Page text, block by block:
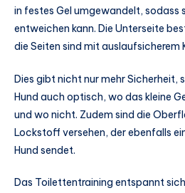
in festes Gel umgewandelt, sodass
entweichen kann. Die Unterseite
die Seiten sind mit auslaufsicherem
Dies gibt nicht nur mehr Sicherheit,
Hund auch optisch, wo das kleine
und wo nicht. Zudem sind die
Lockstoff versehen, der ebenfalls
Hund sendet.
Das Toilettentraining entspannt